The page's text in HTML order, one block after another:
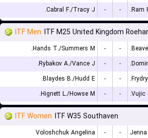
Cabral F./Tracy J.
- - Ram
ITF Men ITF M25 United Kingdom
Hands T./Summers M. - -
Rybakov A./Vance J.
- -
Blaydes B./Hudd E.
- -
Hignett L./Howse M.
- - Vujic
ITF Women ITF W35 Southaven
Voloshchuk Angelina - -